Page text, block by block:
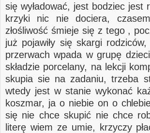
się wyładować, jest bodziec jest
krzyki nic nie dociera,
złośliwość śmieje się z tego ,
już pojawiły się skargi
przerwach wpada w grupę
składzie porcelany, na lekcji
skupia sie na zadaniu, trzeba
wtedy jest w stanie wykonać
koszmar, ja o niebie on o
się nie chce skupić nie chce
literę wiem ze umie, krzyczy